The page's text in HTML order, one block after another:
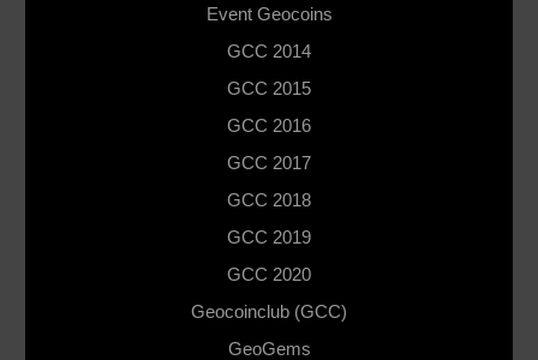
Event Geocoins
GCC 2014
GCC 2015
GCC 2016
GCC 2017
GCC 2018
GCC 2019
GCC 2020
Geocoinclub (GCC)
GeoGems